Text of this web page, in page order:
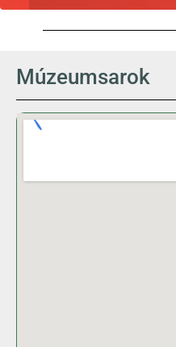
Múzeumsarok